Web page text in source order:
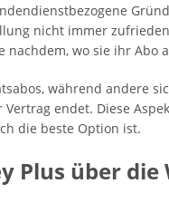
nicht immer
wo sie ihr Abo
während andere
endet. Diese
die beste Option ist.
Plus über die